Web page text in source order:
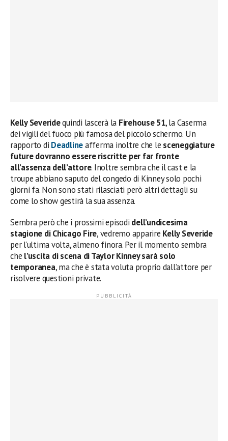
Kelly Severidequindi lascerà la Firehouse 51, la Caserma
dei vigili del fuoco più famosa del piccolo schermo. Un
rapporto di Deadlineafferma inoltre che le sceneggiature
future dovranno essere riscritte per far fronte
all’assenza dell’attore. Inoltre sembra che il cast e la
troupe abbiano saputo del congedo di Kinney solo pochi
giorni fa. Non sono stati rilasciati però altri dettagli su
come lo show gestirà la sua assenza.
Sembra però che i prossimi episodi dell’undicesima
stagione di Chicago Fire, vedremo apparire Kelly Severide
per l’ultima volta, almeno finora. Per il momento sembra
che l’uscita di scena di Taylor Kinney sarà solo
temporanea, ma che è stata voluta proprio dall’attore per
risolvere questioni private.